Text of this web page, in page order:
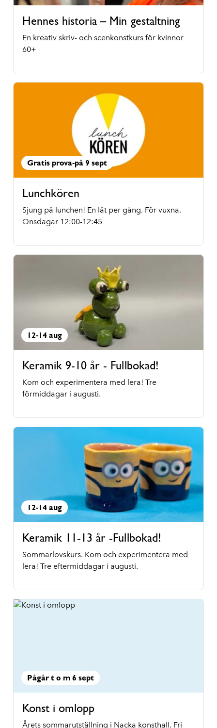
Hennes historia – Min gestaltning
En kreativ skriv- och scenkonstkurs för kvinnor
60+
Gratis prova-på 9 sept
Lunchkören
Sjung på lunchen! En låt per gång. För vuxna.
Onsdagar 12:00-12:45
12-14 aug
Keramik 9-10 år - Fullbokad!
Kom och experimentera med lera! Tre
förmiddagar i augusti.
12-14 aug
Keramik 11-13 år -Fullbokad!
Sommarlovskurs. Kom och experimentera med
lera! Tre eftermiddagar i augusti.
Pågår t o m 6 sept
Konst i omlopp
Årets sommarutställning i Nacka konsthall. Fri